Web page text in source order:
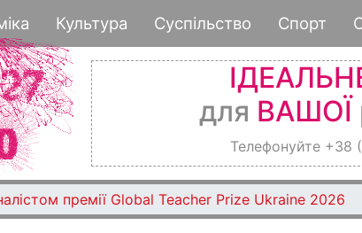
до
основного
Культура Суспільство Спорт
для ВАШОЇ
Телефонуйте +38
премії Global Teacher Prize Ukraine 2026